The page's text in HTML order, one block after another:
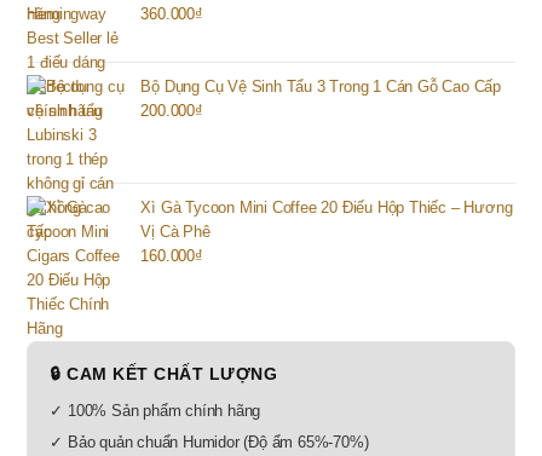
360.000₫
Bộ Dụng Cụ Vệ Sinh Tẩu 3 Trong 1 Cán Gỗ Cao Cấp
200.000₫
Xì Gà Tycoon Mini Coffee 20 Điếu Hộp Thiếc – Hương
Vị Cà Phê
160.000₫
🔒 CAM KẾT CHẤT LƯỢNG
✓ 100% Sản phẩm chính hãng
✓ Bảo quản chuẩn Humidor (Độ ẩm 65%-70%)